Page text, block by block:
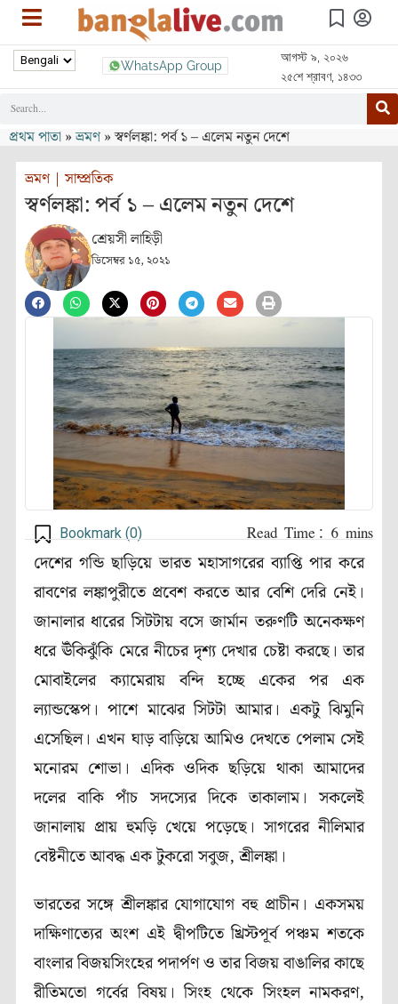
WhatsApp Group
আগস্ট ৯, ২০২৬
২৫শে শ্রাবণ, ১৪৩৩
প্রথম পাতা »ভ্রমণ»স্বর্ণলঙ্কা: পর্ব ১ – এলেম নতুন দেশে
ভ্রমণ|সাম্প্রতিক
স্বর্ণলঙ্কা: পর্ব ১ – এলেম নতুন দেশে
শ্রেয়সী লাহিড়ী
ডিসেম্বর ১৫, ২০২১
Bookmark (0)
দেশের গন্ডি ছাড়িয়ে ভারত মহাসাগরের ব্যাপ্তি পার করে
রাবণের লঙ্কাপুরীতে প্রবেশ করতে আর বেশি দেরি নেই।
জানালার ধারের সিটটায় বসে জার্মান তরুণটি অনেকক্ষণ
ধরে ঊঁকিঝুঁকি মেরে নীচের দৃশ্য দেখার চেষ্টা করছে। তার
মোবাইলের ক্যামেরায় বন্দি হচ্ছে একের পর এক
ল্যান্ডস্কেপ। পাশে মাঝের সিটটা আমার। একটু ঝিমুনি
এসেছিল। এখন ঘাড় বাড়িয়ে আমিও দেখতে পেলাম সেই
মনোরম শোভা। এদিক ওদিক ছড়িয়ে থাকা আমাদের
দলের বাকি পাঁচ সদস্যের দিকে তাকালাম। সকলেই
জানালায় প্রায় হুমড়ি খেয়ে পড়েছে। সাগরের নীলিমার
বেষ্টনীতে আবদ্ধ এক টুকরো সবুজ, শ্রীলঙ্কা।
ভারতের সঙ্গে শ্রীলঙ্কার যোগাযোগ বহু প্রাচীন। একসময়
দাক্ষিণাত্যের অংশ এই দ্বীপটিতে খ্রিস্টপূর্ব পঞ্চম শতকে
বাংলার বিজয়সিংহের পদার্পণ ও তার বিজয় বাঙালির কাছে
রীতিমতো গর্বের বিষয়। সিংহ থেকে সিংহল নামকরণ,